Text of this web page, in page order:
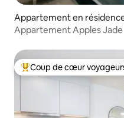
Appartement en résidence
Appartement Apples Jade
Coups de cœur voyageurs
Coup de cœur